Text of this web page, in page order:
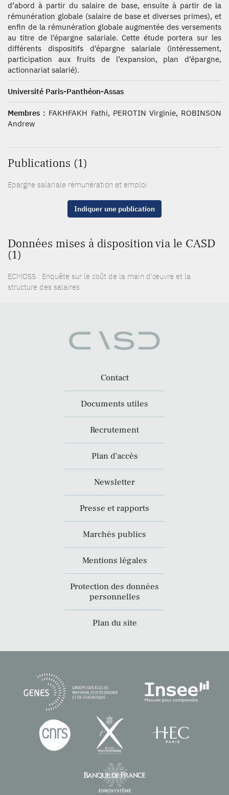
d’abord à partir du salaire de base, ensuite à partir de la
rémunération globale (salaire de base et diverses primes), et
enfin de la rémunération globale augmentée des versements
au titre de l’épargne salariale. Cette étude portera sur les
différents dispositifs d’épargne salariale (intéressement,
participation aux fruits de l’expansion, plan d’épargne,
actionnariat salarié).
Université Paris-Panthéon-Assas
Membres : FAKHFAKH Fathi, PEROTIN Virginie, ROBINSON
Andrew
Publications (1)
Epargne salariale rémunération et emploi
Indiquer une publication
Données mises à disposition via le CASD
(1)
ECMOSS : Enquête sur le coût de la main d'œuvre et la
structure des salaires
Contact
Documents utiles
Recrutement
Plan d’accès
Newsletter
Presse et rapports
Marchés publics
Mentions légales
Protection des données
personnelles
Plan du site